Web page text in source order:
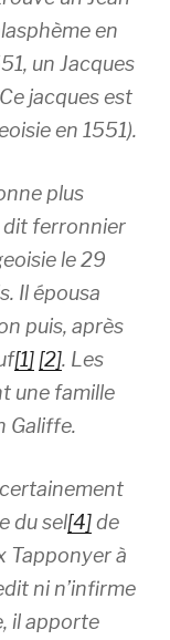
en
un Jacques
jacques est
en 1551).
plus
dit ferronnier
le 29
Il épousa
puis, après
[1] [2]. Les
une famille
Galiffe.
du sel[4]de
Tapponyer à
ni n’infirme
il apporte